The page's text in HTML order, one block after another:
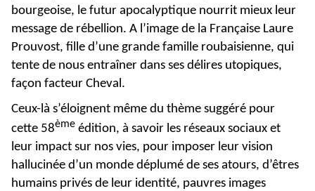
bourgeoise, le futur apocalyptique nourrit mieux leur
message de rébellion. A l’image de la Française Laure
Prouvost, fille d’une grande famille roubaisienne, qui
tente de nous entraîner dans ses délires utopiques,
façon facteur Cheval.
Ceux-là s’éloignent même du thème suggéré pour
cette 58ème édition, à savoir les réseaux sociaux et
leur impact sur nos vies, pour imposer leur vision
hallucinée d’un monde déplumé de ses atours, d’êtres
humains privés de leur identité, pauvres images